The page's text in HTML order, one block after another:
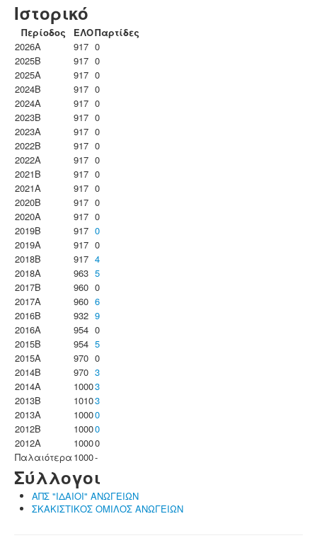
Ιστορικό
Περίοδος ΕΛΟΠαρτίδες
2026A
917 0
2025B
917 0
2025A
917 0
2024B
917 0
2024A
917 0
2023B
917 0
2023Α
917 0
2022B
917 0
2022A
917 0
2021B
917 0
2021A
917 0
2020B
917 0
2020A
917 0
2019B
917 0
2019A
917 0
2018B
917 4
2018A
963 5
2017B
960 0
2017A
960 6
2016B
932 9
2016A
954 0
2015B
954 5
2015A
970 0
2014B
970 3
2014A
10003
2013B
10103
2013A
10000
2012B
10000
2012A
10000
Παλαιότερα 1000-
Σύλλογοι
ΑΠΣ "ΙΔΑΙΟΙ" ΑΝΩΓΕΙΩΝ
ΣΚΑΚΙΣΤΙΚΟΣ ΟΜΙΛΟΣ ΑΝΩΓΕΙΩΝ